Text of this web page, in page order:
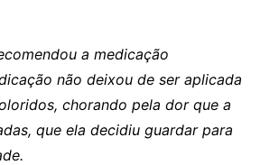
a medicação
não deixou de ser aplicada
chorando pela dor que a
que ela decidiu guardar para